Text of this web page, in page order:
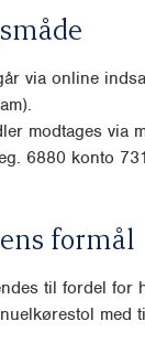
via online
modtages via
6880 konto
formål
til fordel
med